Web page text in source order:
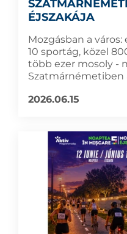
ÉJSZAKÁJA
Mozgásban a
10 sportág, közel
több ezer mosoly -
Szatmárnémetiben
2026.06.15